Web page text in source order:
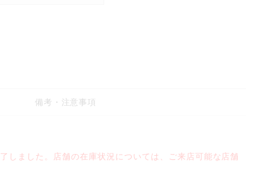
備考・注意事項
しました。店舗の在庫状況については、ご来店可能な店舗